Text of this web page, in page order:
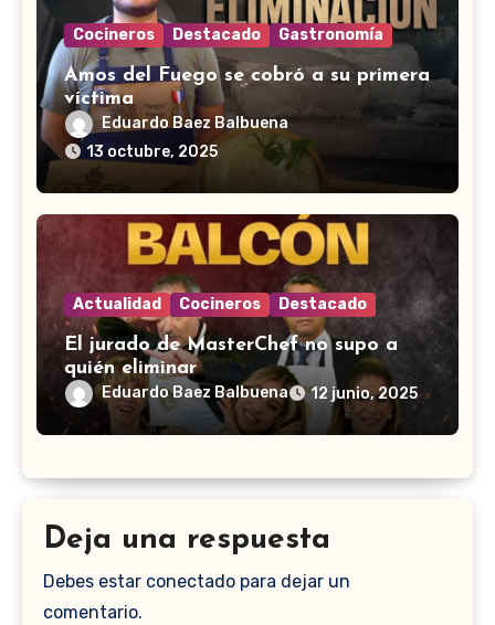
Cocineros Destacado Gastronomía
Amos del Fuego se cobró a su primera
víctima
Eduardo Baez Balbuena
13 octubre, 2025
Actualidad Cocineros Destacado
El jurado de MasterChef no supo a
quién eliminar
Eduardo Baez Balbuena 12 junio, 2025
Deja una respuesta
Debes estar conectado para dejar un
comentario.